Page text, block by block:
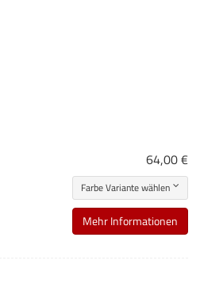
64,00 €
Farbe Variante wählen
Mehr Informationen